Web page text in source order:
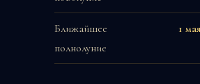
Ближайшее
полнолуние
1